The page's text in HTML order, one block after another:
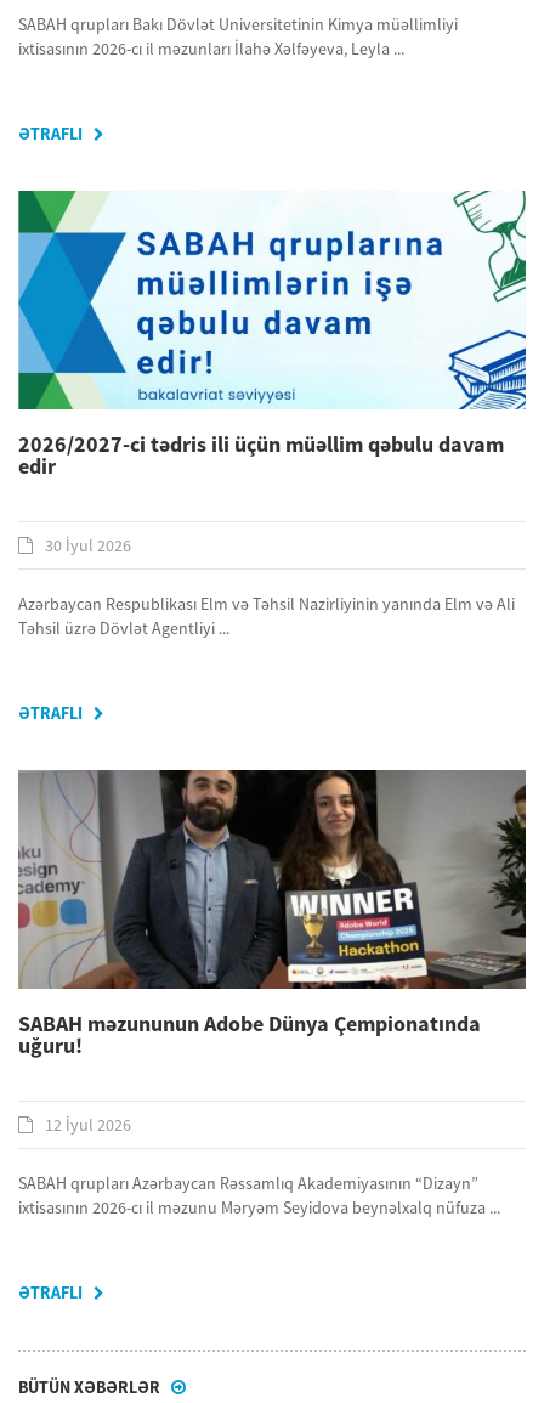
SABAH qrupları Bakı Dövlət Universitetinin Kimya müəllimliyi
ixtisasının 2026-cı il məzunları İlahə Xəlfəyeva, Leyla ...
ƏTRAFLI
2026/2027-ci tədris ili üçün müəllim qəbulu davam
edir
30 İyul 2026
Azərbaycan Respublikası Elm və Təhsil Nazirliyinin yanında Elm və Ali
Təhsil üzrə Dövlət Agentliyi ...
ƏTRAFLI
SABAH məzununun Adobe Dünya Çempionatında
uğuru!
12 İyul 2026
SABAH qrupları Azərbaycan Rəssamlıq Akademiyasının “Dizayn”
ixtisasının 2026-cı il məzunu Məryəm Seyidova beynəlxalq nüfuza ...
ƏTRAFLI
BÜTÜN XƏBƏRLƏR